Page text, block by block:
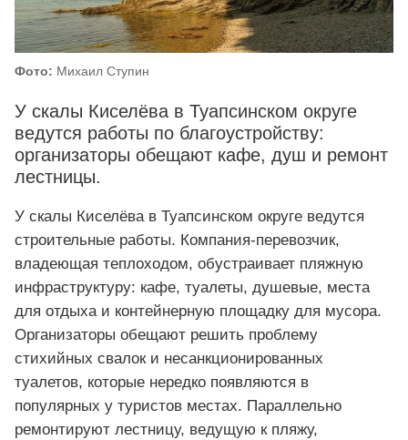
Фото: Михаил Ступин
У скалы Киселёва в Туапсинском округе
ведутся работы по благоустройству:
организаторы обещают кафе, душ и ремонт
лестницы.
У скалы Киселёва в Туапсинском округе ведутся
строительные работы. Компания-перевозчик,
владеющая теплоходом, обустраивает пляжную
инфраструктуру: кафе, туалеты, душевые, места
для отдыха и контейнерную площадку для мусора.
Организаторы обещают решить проблему
стихийных свалок и несанкционированных
туалетов, которые нередко появляются в
популярных у туристов местах. Параллельно
ремонтируют лестницу, ведущую к пляжу,